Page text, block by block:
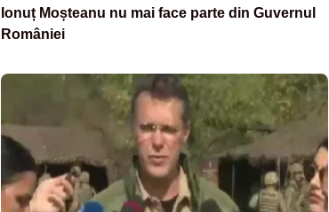
Ionuț Moșteanu nu mai face parte din Guvernul
României